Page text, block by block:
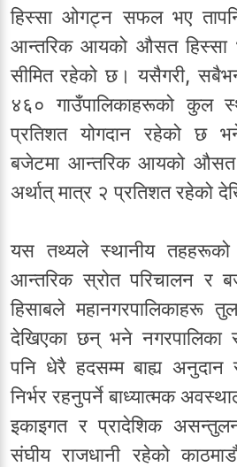
हिस्सा ओगट्न सफल भए
आन्तरिक आयको औसत हिस्सा
सीमित रहेको छ। यसैगरी,
४६० गाउँपालिकाहरूको कुल
प्रतिशत योगदान रहेको छ
बजेटमा आन्तरिक आयको औसत
अर्थात् मात्र २ प्रतिशत रहेको
यस तथ्यले स्थानीय
आन्तरिक स्रोत परिचालन र
हिसाबले महानगरपालिकाहरू
देखिएका छन् भने नगरपालिका
पनि धेरै हदसम्म बाह्य अनुदान
निर्भर रहनुपर्ने बाध्यात्मक
इकाइगत र प्रादेशिक
संघीय राजधानी रहेको